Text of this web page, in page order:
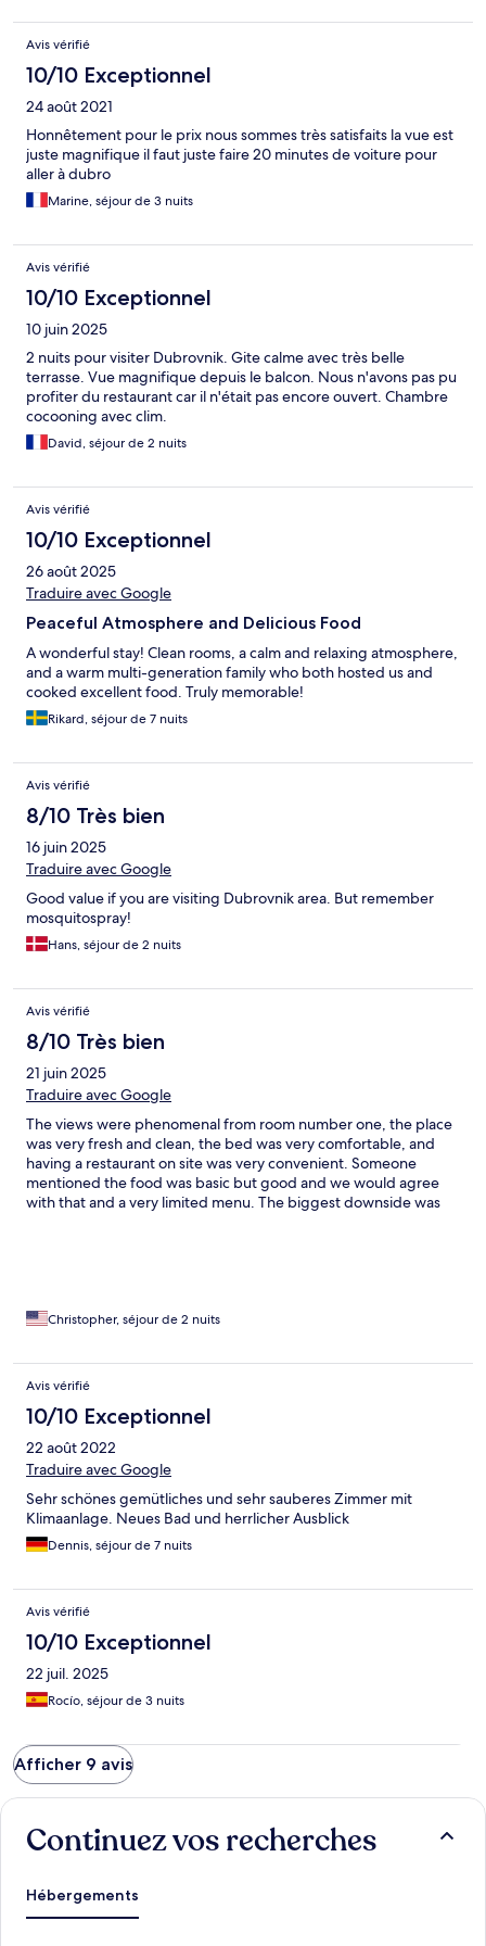
Avis vérifié
10/10 Exceptionnel
24 août 2021
Honnêtement pour le prix nous sommes très satisfaits la vue est
juste magnifique il faut juste faire 20 minutes de voiture pour
aller à dubro
Marine, séjour de 3 nuits
Avis vérifié
10/10 Exceptionnel
10 juin 2025
2 nuits pour visiter Dubrovnik. Gite calme avec très belle
terrasse. Vue magnifique depuis le balcon. Nous n'avons pas pu
profiter du restaurant car il n'était pas encore ouvert. Chambre
cocooning avec clim.
David, séjour de 2 nuits
Avis vérifié
10/10 Exceptionnel
26 août 2025
Traduire avec Google
Peaceful Atmosphere and Delicious Food
A wonderful stay! Clean rooms, a calm and relaxing atmosphere,
and a warm multi-generation family who both hosted us and
cooked excellent food. Truly memorable!
Rikard, séjour de 7 nuits
Avis vérifié
8/10 Très bien
16 juin 2025
Traduire avec Google
Good value if you are visiting Dubrovnik area. But remember
mosquitospray!
Hans, séjour de 2 nuits
Avis vérifié
8/10 Très bien
21 juin 2025
Traduire avec Google
The views were phenomenal from room number one, the place
was very fresh and clean, the bed was very comfortable, and
having a restaurant on site was very convenient. Someone
mentioned the food was basic but good and we would agree
with that and a very limited menu. The biggest downside was
Christopher, séjour de 2 nuits
Avis vérifié
10/10 Exceptionnel
22 août 2022
Traduire avec Google
Sehr schönes gemütliches und sehr sauberes Zimmer mit
Klimaanlage. Neues Bad und herrlicher Ausblick
Dennis, séjour de 7 nuits
Avis vérifié
10/10 Exceptionnel
22 juil. 2025
Rocío, séjour de 3 nuits
Afficher 9 avis
Continuez vos recherches
Hébergements